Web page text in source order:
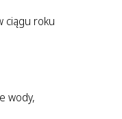
ciągu roku
wody,